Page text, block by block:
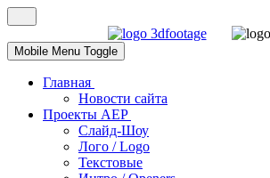
Mobile Menu Toggle
Главная
Новости сайта
Проекты AEP
Слайд-Шоу
Лого / Logo
Текстовые